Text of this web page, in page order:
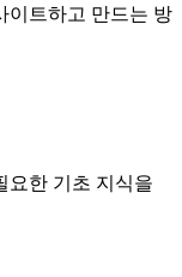
이트하고 만드는 방
요한 기초 지식을